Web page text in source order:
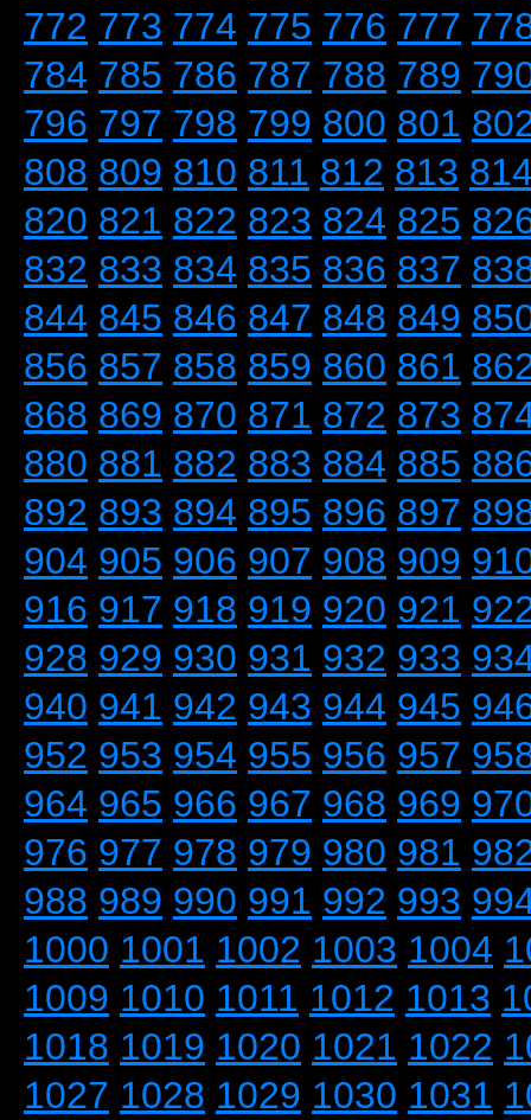
772 773 774 775 776 777
784 785 786 787 788 789
796 797 798 799 800 801
808 809 810 811 812 813
820 821 822 823 824 825
832 833 834 835 836 837
844 845 846 847 848 849
856 857 858 859 860 861
868 869 870 871 872 873
880 881 882 883 884 885
892 893 894 895 896 897
904 905 906 907 908 909
916 917 918 919 920 921
928 929 930 931 932 933
940 941 942 943 944 945
952 953 954 955 956 957
964 965 966 967 968 969
976 977 978 979 980 981
988 989 990 991 992 993
1000 1001 1002 1003 1004
1009 1010 1011 1012 1013
1018 1019 1020 1021 1022
1027 1028 1029 1030 1031